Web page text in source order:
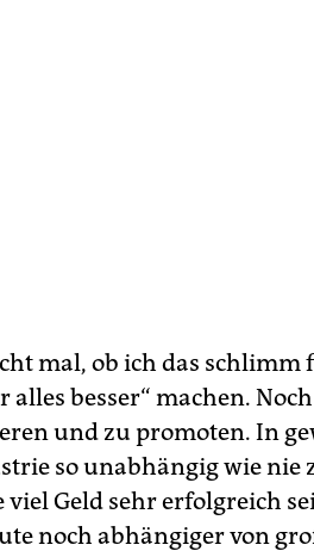
mal, ob ich das
alles besser“ machen.
und zu promoten. In
so unabhängig wie nie
viel Geld sehr erfolgreich
noch abhängiger von